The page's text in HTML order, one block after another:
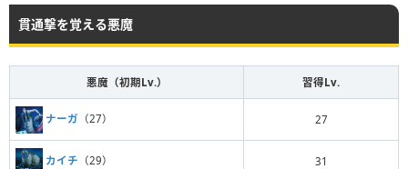
貫通撃を覚える悪魔
悪魔（初期Lv.） 習得Lv.
ナーガ （27） 27
カイチ （29） 31